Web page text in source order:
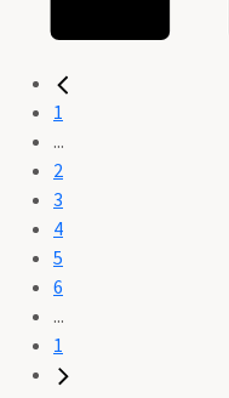
1
...
2
3
4
5
6
...
1